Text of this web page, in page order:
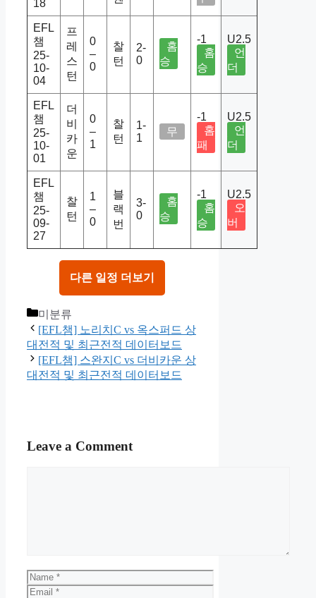
18
EFL
챔
25-
10-
04
프
레
스
턴
0
–
0
찰
턴
2-
0
홈
승
-1
홈
승
U2.5
언
더
EFL
챔
25-
10-
01
더
비
카
운
0
–
1
찰
턴
1-
1
무
-1
홈
패
U2.5
언
더
EFL
챔
25-
09-
27
찰
턴
1
–
0
블
랙
번
3-
0
홈
승
-1
홈
승
U2.5
오
버
다른 일정 더보기
Categories
미분류
[EFL챔] 노리치C vs 옥스퍼드 상
대전적 및 최근전적 데이터보드
[EFL챔] 스완지C vs 더비카운 상
대전적 및 최근전적 데이터보드
Leave a Comment
Name
Email